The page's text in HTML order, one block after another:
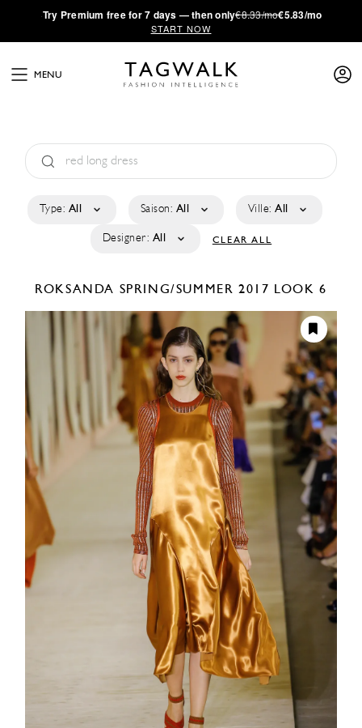
·Try Premium free for 7 days — then only€8.33/mo€5.83/mo
START NOW
MENU
Type: All Saison: All Ville: All
Designer: All CLEAR ALL
ROKSANDA SPRING/SUMMER 2017 LOOK 6